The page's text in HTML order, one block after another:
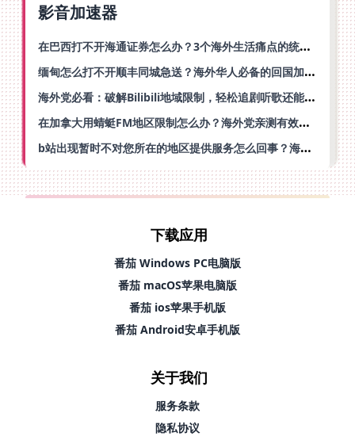
影音加速器
在巴西打不开海通证券怎么办？3个海外生活痛点的统一解决方案
缅甸怎么打不开顺丰同城急送？海外华人必备的回国加速指南（附B站会员游戏解决方案）
海外党必看：破解Bilibili地域限制，轻松追剧听歌还能流畅理财的实用指南
在加拿大用蜻蜓FM地区限制怎么办？海外党亲测有效的回国加速方案
b站出现暂时不对您所在的地区提供服务怎么回事？海外党亲测有效的回国加速方案
下载应用
番茄 Windows PC电脑版
番茄 macOS苹果电脑版
番茄 ios苹果手机版
番茄 Android安卓手机版
关于我们
服务条款
隐私协议